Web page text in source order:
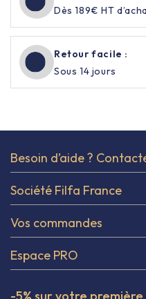
Dès 189€ HT
Retour facile :
Sous 14 jours
Besoin d’aide ?
Société Filfa France
Vos commandes
Espace PRO